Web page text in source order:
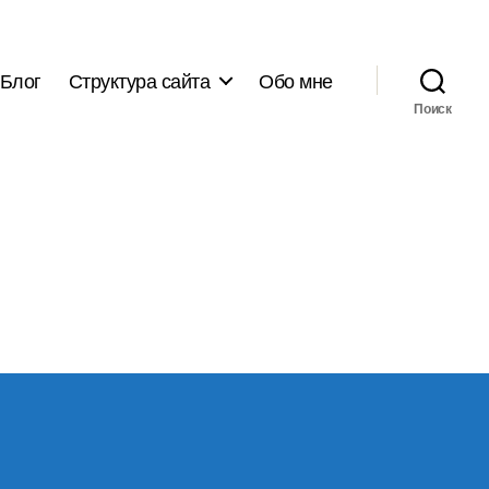
Блог Структура сайта Обо мне
Поиск